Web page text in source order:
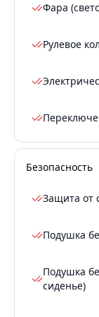
Фара
Рулевое
Безопасность
Защита от
Подушка
Подушка
сиденье)